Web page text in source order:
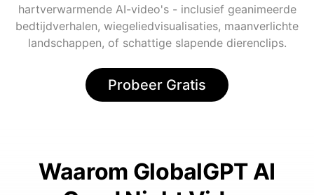
hartverwarmende AI-video's - inclusief geanimeerde
bedtijdverhalen, wiegeliedvisualisaties, maanverlichte
landschappen, of schattige slapende dierenclips.
Probeer Gratis
Waarom GlobalGPT AI